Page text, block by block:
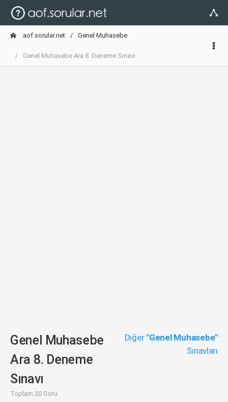
aof.sorular.net Genel Muhasebe
Genel Muhasebe Ara 8. Deneme Sınavı
Genel Muhasebe
Ara 8. Deneme
Sınavı
Toplam 20 Soru
Diğer "Genel Muhasebe"
Sınavları